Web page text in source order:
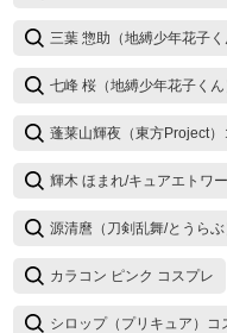
三葉 惣助（地縛少年花子
七峰 桜（地縛少年花子く
蓬莱山輝夜（東方Project
輝木 ほまれ/キュアエトワ
源清麿（刀剣乱舞/とうら
カラコン ピンク コスプレ
シロップ（プリキュア）コ